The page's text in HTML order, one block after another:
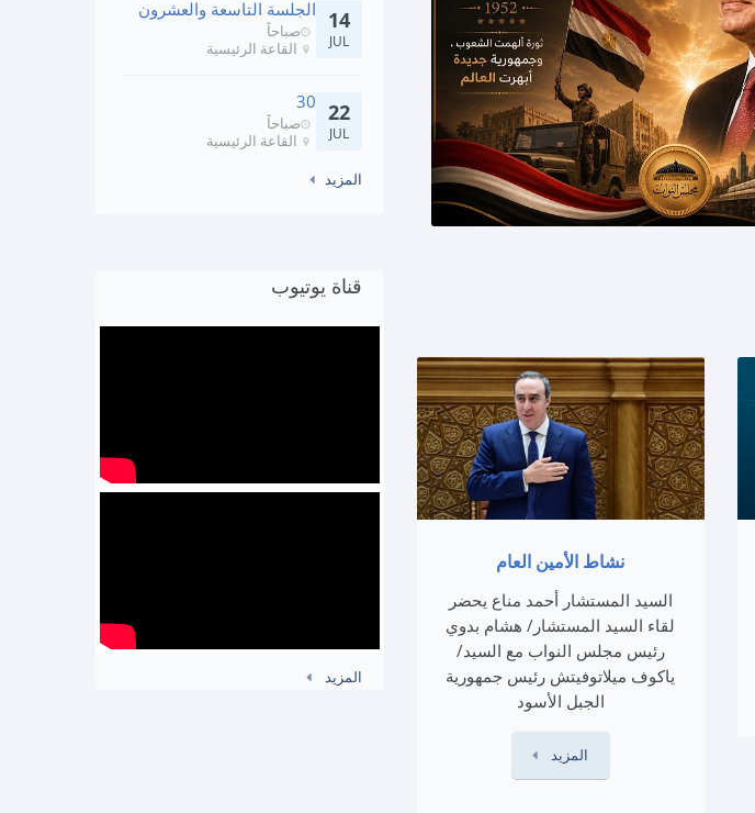
14
JUL
الجلسة التاسعة والعشرون
صباحاً
القاعة الرئيسية
22
JUL
30
صباحاً
القاعة الرئيسية
المزيد
نشاط الأمين العام
السيد المستشار أحمد مناع يحضر
لقاء السيد المستشار/ هشام بدوي
رئيس مجلس النواب مع السيد/
ياكوف ميلاتوفيتش رئيس جمهورية
الجبل الأسود
المزيد
قناة يوتيوب
المزيد